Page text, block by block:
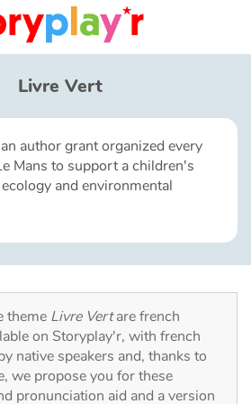
Livre Vert
author grant organized every
Mans to support a children's
and environmental
theme Livre Vertare french
on Storyplay'r, with french
native speakers and, thanks to
we propose you for these
pronunciation aid and a version